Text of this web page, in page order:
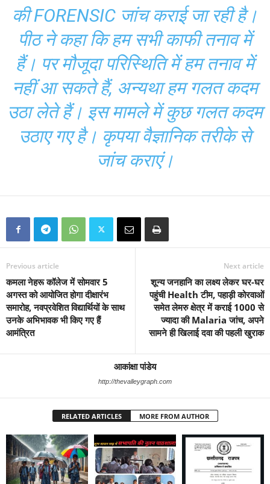
की FORENSIC जांच कराई जा रही है।
पीठ ने कहा कि हम सभी काफी तनाव में
हैं। पर मौजूदा परिस्थिति में हम तनाव में
नहीं आ सकते हैं, अन्यथा हम गलत कदम
उठा लेते हैं। इस मामले में कुछ गलत कदम
उठाए गए है। कृपया वैज्ञानिक तरीके से
जांच कराएं।
Previous article
कमला नेहरू कॉलेज में सोमवार 5
अगस्त को आयोजित होगा दीक्षारंभ
समारोह, नवप्रवेशित विद्यार्थियों के साथ
उनके अभिभावक भी किए गए हैं
आमंत्रित
Next article
शून्य जनहानि का लक्ष्य लेकर घर-घर
पहुंची Health टीम, पहाड़ी कोरवाओं
समेत लेमरु क्षेत्र में कराई 1000 से
ज्यादा की Malaria जांच, अपने
सामने ही खिलाई दवा की पहली खुराक
आकांक्षा पांडेय
http://thevalleygraph.com
RELATED ARTICLES MORE FROM AUTHOR